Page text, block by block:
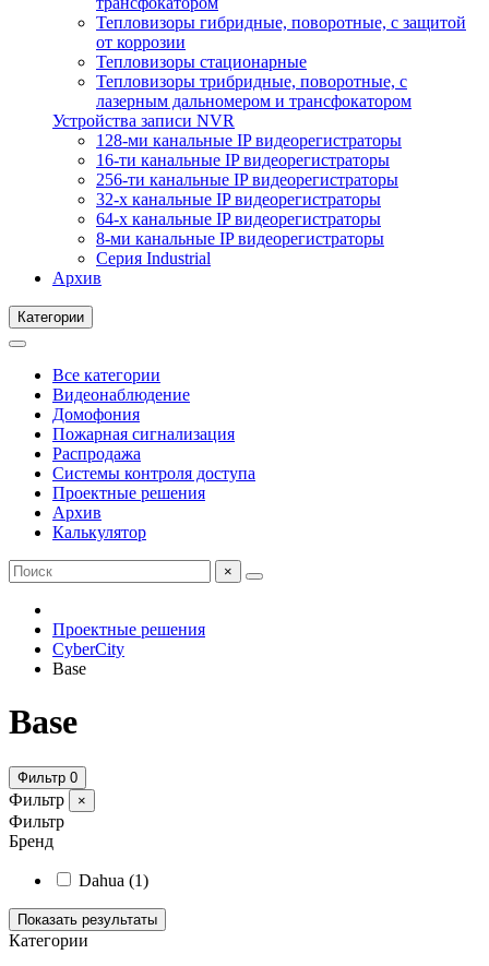
Тепловизоры гибридные, поворотные, с защитой
от коррозии
Тепловизоры стационарные
Тепловизоры трибридные, поворотные, с
лазерным дальномером и трансфокатором
Устройства записи NVR
128-ми канальные IP видеорегистраторы
16-ти канальные IP видеорегистраторы
256-ти канальные IP видеорегистраторы
32-х канальные IP видеорегистраторы
64-х канальные IP видеорегистраторы
8-ми канальные IP видеорегистраторы
Серия Industrial
Архив
Категории
Все категории
Видеонаблюдение
Домофония
Пожарная сигнализация
Распродажа
Системы контроля доступа
Проектные решения
Архив
Калькулятор
×
Проектные решения
CyberCity
Base
Base
Фильтр 0
Фильтр ×
Фильтр
Бренд
Dahua (1)
Показать результаты
Категории